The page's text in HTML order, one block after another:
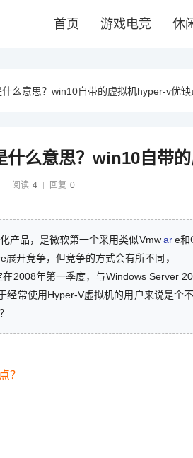
首页 游戏电竞 休
么意思？win10自带的虚拟机hyper-v优缺
什么意思？win10自带
阅读 4 回复 0
品，是微软第一个采用类似Vmw ar e和
展开竞争，但竞争的方式会有所不同
2008年第一季度，与Windows Server
经常使用Hyper-V虚拟机的用户来说是个
？